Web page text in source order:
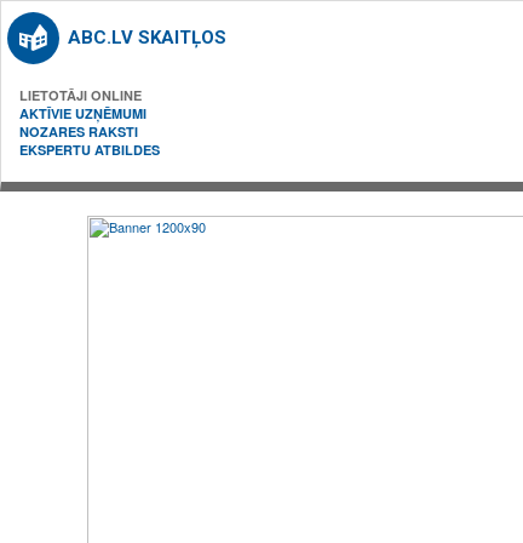
ABC.LV SKAITĻOS
LIETOTĀJI ONLINE
AKTĪVIE UZŅĒMUMI
NOZARES RAKSTI
EKSPERTU ATBILDES